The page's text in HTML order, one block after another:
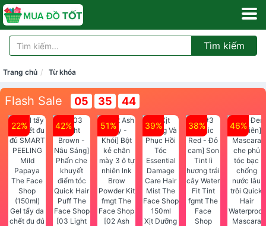
Tìm kiếm
Trang chủ Từ khóa
Flash Sale 05 35 44
22%
Gel tẩy da
chết đu đủ
42%
[03 Light
51%
[02 Ash
39%
Xịt Dưỡng
38% 46%